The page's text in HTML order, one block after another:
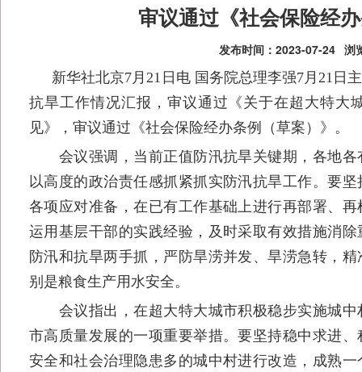
审议通过《社会保险经
发布时间：2023-07-24 浏
新华社北京7月21日电 国务院总理李强7月21日
抗旱工作情况汇报，审议通过《关于在超大特大
见》，审议通过《社会保险经办条例（草案）》。
会议强调，当前正值防汛抗旱关键期，各地各
以高度的政治责任感抓紧抓实防汛抗旱工作。要
各项应对准备，在已有工作基础上进行再部署、
运用基层干部的实践经验，及时采取有效措施消
防汛和抗旱两手抓，严防旱涝并发、旱涝急转，
别是粮食生产用水安全。
会议指出，在超大特大城市积极稳步实施城中
市高质量发展的一项重要举措。要坚持稳中求进
安全和社会治理隐患多的城中村进行改造，成熟